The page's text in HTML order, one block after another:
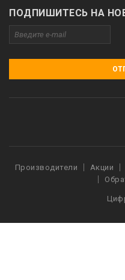
ПОДПИШИТЕСЬ НА
Производители Акции